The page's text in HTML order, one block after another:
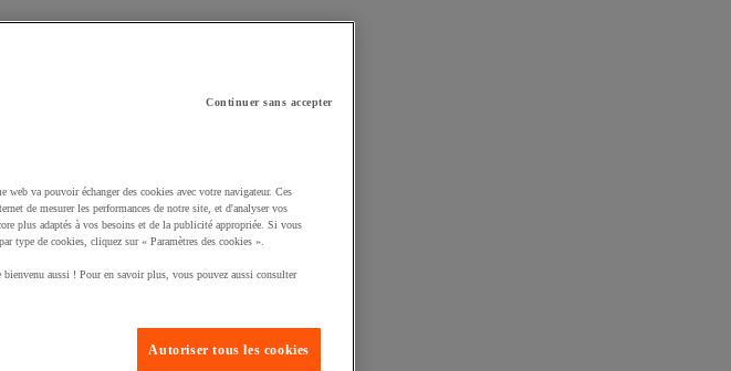
Continuer sans accepter
va pouvoir échanger des cookies avec votre navigateur. Ces
de mesurer les performances de notre site, et d'analyser vos
plus adaptés à vos besoins et de la publicité appropriée. Si vous
type de cookies, cliquez sur « Paramètres des cookies ».
aussi ! Pour en savoir plus, vous pouvez aussi consulter
Autoriser tous les cookies